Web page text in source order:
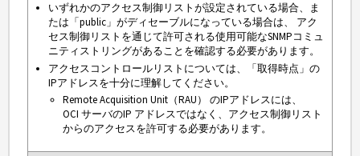
いずれかのアクセス制御リストが設定されている場合、ま
たは「public」がディセーブルになっている場合は、 アク
セス制御リストを通じて許可される使用可能なSNMPコミュ
ニティストリングがあることを確認する必要があります。
アクセスコントロールリストについては、「取得時点」の
IPアドレスを十分に理解してください。
Remote Acquisition Unit（RAU） のIPアドレスには、
OCI サーバのIP アドレスではなく、アクセス制御リスト
からのアクセスを許可する必要があります。